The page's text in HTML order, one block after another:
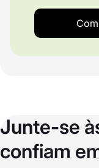
Junte-se
confiam